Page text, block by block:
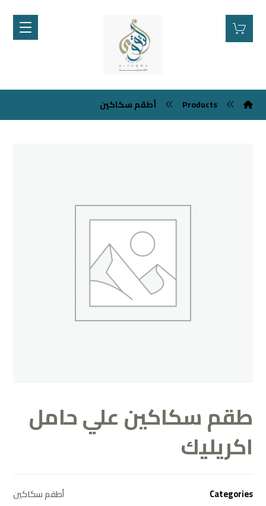
Products أطقم سكاكين
طقم سكاكين علي حامل
اكريليك
Categories أطقم سكاكين